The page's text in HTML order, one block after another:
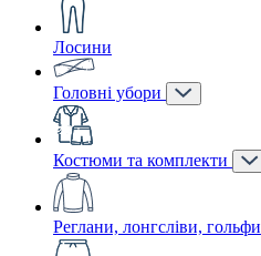
Лосини
Головні убори
Костюми та комплекти
Реглани, лонгсліви, гольфи